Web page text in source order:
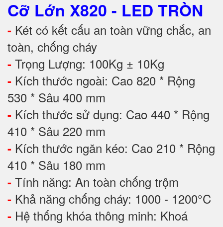
Cỡ Lớn X820 - LED TRÒN
- Két có kết cấu an toàn vững chắc, an
toàn, chống cháy
- Trọng Lượng: 100Kg ± 10Kg
- Kích thước ngoài: Cao 820 * Rộng
530 * Sâu 400 mm
- Kích thước sử dụng: Cao 440 * Rộng
410 * Sâu 220 mm
- Kích thước ngăn kéo: Cao 210 * Rộng
410 * Sâu 180 mm
- Tính năng: An toàn chống trộm
- Khả năng chống cháy: 1000 - 1200°C
- Hệ thống khóa thông minh: Khoá